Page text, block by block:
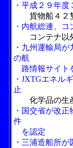
・平成２９年
貨物船４２
・内航総連、
コンテナ以
・九州運輸局
の航
路情報サイト
・JXTGエネル
止
化学品の生
・国交省が改
件
を認定
・三浦造船所